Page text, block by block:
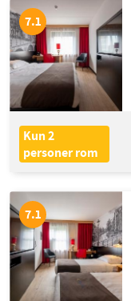
7.1
Kun 2
personer rom
7.1